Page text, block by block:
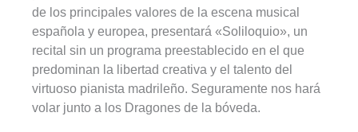
de los principales valores de la escena musical
española y europea, presentará «Soliloquio», un
recital sin un programa preestablecido en el que
predominan la libertad creativa y el talento del
virtuoso pianista madrileño. Seguramente nos hará
volar junto a los Dragones de la bóveda.